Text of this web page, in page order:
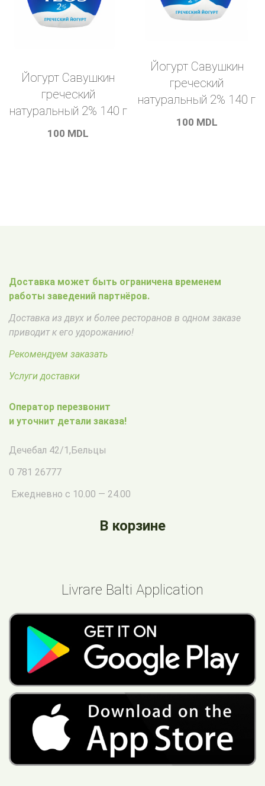
Йогурт Савушкин
греческий
натуральный 2% 140 г
100 MDL
Йогурт Савушкин
греческий
натуральный 2% 140 г
100 MDL
Доставка может быть ограничена временем
работы заведений партнёров.
Доставка из двух и более ресторанов в одном заказе
приводит к его удорожанию!
Рекомендуем заказать
Услуги доставки
Оператор перезвонит
и уточнит детали заказа!
Дечебал 42/1,Бельцы
0 781 26777
Ежедневно с 10.00 — 24.00
В корзине
Livrare Balti Application